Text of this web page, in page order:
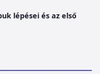
lépései és az első